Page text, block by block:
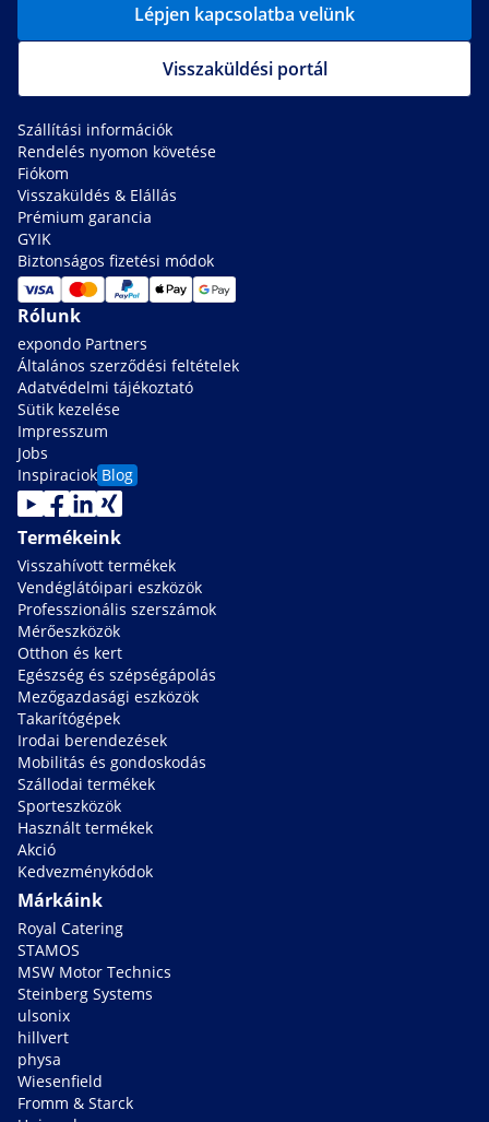
Lépjen kapcsolatba velünk
Visszaküldési portál
Szállítási információk
Rendelés nyomon követése
Fiókom
Visszaküldés & Elállás
Prémium garancia
GYIK
Biztonságos fizetési módok
Rólunk
expondo Partners
Általános szerződési feltételek
Adatvédelmi tájékoztató
Sütik kezelése
Impresszum
Jobs
Inspiraciok Blog
Termékeink
Visszahívott termékek
Vendéglátóipari eszközök
Professzionális szerszámok
Mérőeszközök
Otthon és kert
Egészség és szépségápolás
Mezőgazdasági eszközök
Takarítógépek
Irodai berendezések
Mobilitás és gondoskodás
Szállodai termékek
Sporteszközök
Használt termékek
Akció
Kedvezménykódok
Márkáink
Royal Catering
STAMOS
MSW Motor Technics
Steinberg Systems
ulsonix
hillvert
physa
Wiesenfield
Fromm & Starck